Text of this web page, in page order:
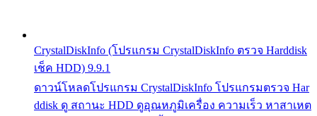
CrystalDiskInfo (โปรแกรม CrystalDiskInfo ตรวจ Harddisk
เช็ค HDD) 9.9.1
ดาวน์โหลดโปรแกรม CrystalDiskInfo โปรแกรมตรวจ Har
ddisk ดู สถานะ HDD ดูอุณหภูมิเครื่อง ความเร็ว หาสาเหต